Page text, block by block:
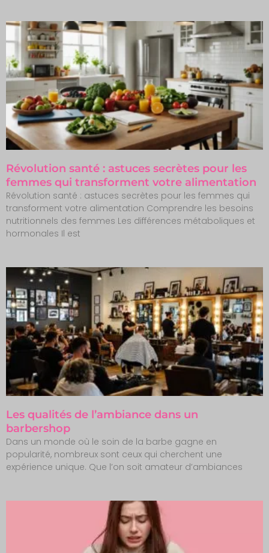
Révolution santé : astuces secrètes pour les
femmes qui transforment votre alimentation
Révolution santé : astuces secrètes pour les femmes qui
transforment votre alimentation Comprendre les besoins
nutritionnels des femmes Les différences métaboliques et
hormonales Il est
Les qualités de l’ambiance dans un
barbershop
Dans un monde où le soin de la barbe gagne en
popularité, nombreux sont ceux qui cherchent une
expérience unique. Que l’on soit amateur d’ambiances